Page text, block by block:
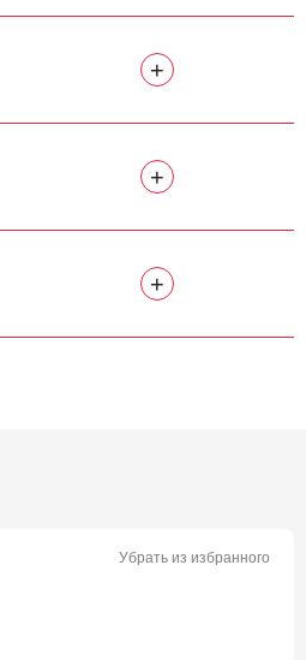
+
+
+
Убрать из избранного